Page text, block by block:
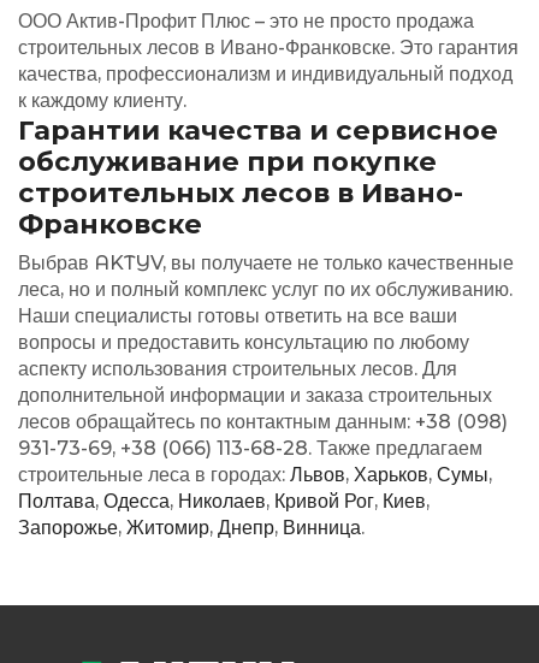
ООО Актив-Профит Плюс – это не просто продажа
строительных лесов в Ивано-Франковске. Это гарантия
качества, профессионализм и индивидуальный подход
к каждому клиенту.
Гарантии качества и сервисное
обслуживание при покупке
строительных лесов в Ивано-
Франковске
Выбрав AKTYV, вы получаете не только качественные
леса, но и полный комплекс услуг по их обслуживанию.
Наши специалисты готовы ответить на все ваши
вопросы и предоставить консультацию по любому
аспекту использования строительных лесов. Для
дополнительной информации и заказа строительных
лесов обращайтесь по контактным данным: +38 (098)
931-73-69, +38 (066) 113-68-28. Также предлагаем
строительные леса в городах: Львов, Харьков, Сумы,
Полтава, Одесса, Николаев, Кривой Рог, Киев,
Запорожье, Житомир, Днепр, Винница.